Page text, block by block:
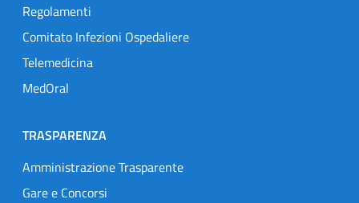
Regolamenti
Comitato Infezioni Ospedaliere
Telemedicina
MedOral
TRASPARENZA
Amministrazione Trasparente
Gare e Concorsi